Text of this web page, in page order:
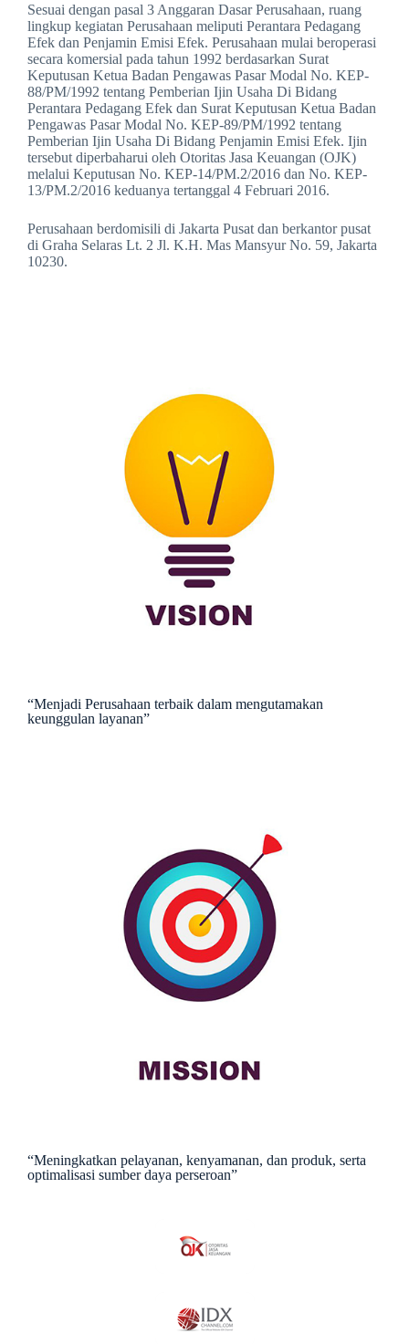
Sesuai dengan pasal 3 Anggaran Dasar Perusahaan, ruang
lingkup kegiatan Perusahaan meliputi Perantara Pedagang
Efek dan Penjamin Emisi Efek. Perusahaan mulai beroperasi
secara komersial pada tahun 1992 berdasarkan Surat
Keputusan Ketua Badan Pengawas Pasar Modal No. KEP-
88/PM/1992 tentang Pemberian Ijin Usaha Di Bidang
Perantara Pedagang Efek dan Surat Keputusan Ketua Badan
Pengawas Pasar Modal No. KEP-89/PM/1992 tentang
Pemberian Ijin Usaha Di Bidang Penjamin Emisi Efek. Ijin
tersebut diperbaharui oleh Otoritas Jasa Keuangan (OJK)
melalui Keputusan No. KEP-14/PM.2/2016 dan No. KEP-
13/PM.2/2016 keduanya tertanggal 4 Februari 2016.
Perusahaan berdomisili di Jakarta Pusat dan berkantor pusat
di Graha Selaras Lt. 2 Jl. K.H. Mas Mansyur No. 59, Jakarta
10230.
“Menjadi Perusahaan terbaik dalam mengutamakan
keunggulan layanan”
“Meningkatkan pelayanan, kenyamanan, dan produk, serta
optimalisasi sumber daya perseroan”